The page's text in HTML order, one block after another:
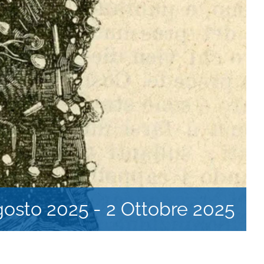
2025- 2 Ottobre 2025